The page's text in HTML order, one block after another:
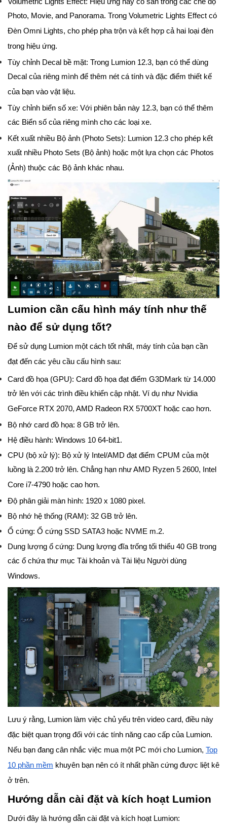
Volumetric Lights Effect: Hiệu ứng này có sẵn trong các chế độ
Photo, Movie, and Panorama. Trong Volumetric Lights Effect có
Đèn Omni Lights, cho phép pha trộn và kết hợp cả hai loại đèn
trong hiệu ứng.
Tùy chỉnh Decal bề mặt: Trong Lumion 12.3, bạn có thể dùng
Decal của riêng mình để thêm nét cá tính và đặc điểm thiết kế
của bạn vào vật liệu.
Tùy chỉnh biển số xe: Với phiên bản này 12.3, bạn có thể thêm
các Biển số của riêng mình cho các loại xe.
Kết xuất nhiều Bộ ảnh (Photo Sets): Lumion 12.3 cho phép kết
xuất nhiều Photo Sets (Bộ ảnh) hoặc một lựa chọn các Photos
(Ảnh) thuộc các Bộ ảnh khác nhau.
Lumion cần cấu hình máy tính như thế
nào để sử dụng tốt?
Để sử dụng Lumion một cách tốt nhất, máy tính của bạn cần
đạt đến các yêu cầu cấu hình sau:
Card đồ họa (GPU): Card đồ họa đạt điểm G3DMark từ 14.000
trở lên với các trình điều khiển cập nhật. Ví dụ như Nvidia
GeForce RTX 2070, AMD Radeon RX 5700XT hoặc cao hơn.
Bộ nhớ card đồ họa: 8 GB trở lên.
Hệ điều hành: Windows 10 64-bit1.
CPU (bộ xử lý): Bộ xử lý Intel/AMD đạt điểm CPUM của một
luồng là 2.200 trở lên. Chẳng hạn như AMD Ryzen 5 2600, Intel
Core i7-4790 hoặc cao hơn.
Độ phân giải màn hình: 1920 x 1080 pixel.
Bộ nhớ hệ thống (RAM): 32 GB trở lên.
Ổ cứng: Ổ cứng SSD SATA3 hoặc NVME m.2.
Dung lượng ổ cứng: Dung lượng đĩa trống tối thiểu 40 GB trong
các ổ chứa thư mục Tài khoản và Tài liệu Người dùng
Windows.
Lưu ý rằng, Lumion làm việc chủ yếu trên video card, điều này
đặc biệt quan trọng đối với các tính năng cao cấp của Lumion.
Nếu bạn đang cân nhắc việc mua một PC mới cho Lumion, Top
10 phần mềm khuyên bạn nên có ít nhất phần cứng được liệt kê
ở trên.
Hướng dẫn cài đặt và kích hoạt Lumion
Dưới đây là hướng dẫn cài đặt và kích hoạt Lumion: